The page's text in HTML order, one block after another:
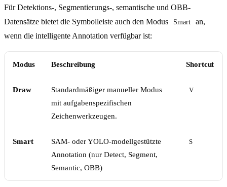
Für Detektions-, Segmentierungs-, semantische und OBB-
Datensätze bietet die Symbolleiste auch den Modus
Smart
an,
wenn die intelligente Annotation verfügbar ist:
Modus Beschreibung Shortcut
Draw
Standardmäßiger manueller Modus
mit aufgabenspezifischen
Zeichenwerkzeugen.
V
Smart
SAM- oder YOLO-modellgestützte
Annotation (nur Detect, Segment,
Semantic, OBB)
S